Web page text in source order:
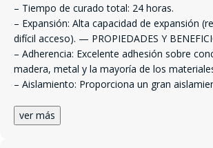
– Tiempo de curado total: 24 horas.
– Expansión: Alta capacidad de expansión
difícil acceso). — PROPIEDADES Y
– Adherencia: Excelente adhesión sobre
madera, metal y la mayoría de los
– Aislamiento: Proporciona un gran
ver más